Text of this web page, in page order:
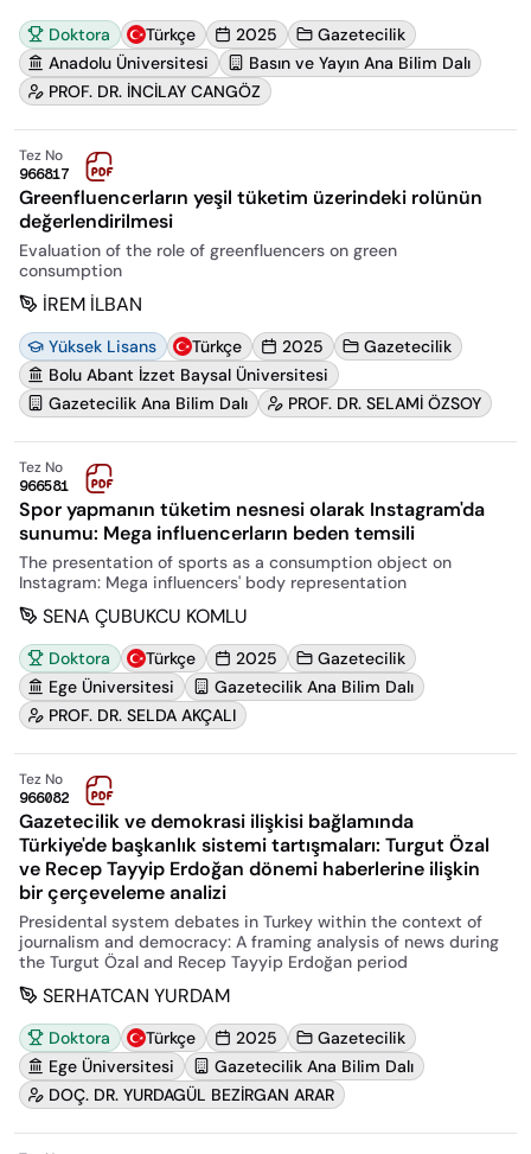
Doktora Türkçe 2025
Gazetecilik
Anadolu Üniversitesi
Basın ve Yayın Ana Bilim Dalı
PROF. DR. İNCİLAY CANGÖZ
Tez No
966817
Greenfluencerların yeşil tüketim üzerindeki rolünün
değerlendirilmesi
Evaluation of the role of greenfluencers on green
consumption
İREM İLBAN
Yüksek Lisans Türkçe 2025
Gazetecilik
Bolu Abant İzzet Baysal Üniversitesi
Gazetecilik Ana Bilim Dalı
PROF. DR. SELAMİ ÖZSOY
Tez No
966581
Spor yapmanın tüketim nesnesi olarak Instagram'da
sunumu: Mega influencerların beden temsili
The presentation of sports as a consumption object on
Instagram: Mega influencers' body representation
SENA ÇUBUKCU KOMLU
Doktora Türkçe 2025
Gazetecilik
Ege Üniversitesi
Gazetecilik Ana Bilim Dalı
PROF. DR. SELDA AKÇALI
Tez No
966082
Gazetecilik ve demokrasi ilişkisi bağlamında
Türkiye'de başkanlık sistemi tartışmaları: Turgut Özal
ve Recep Tayyip Erdoğan dönemi haberlerine ilişkin
bir çerçeveleme analizi
Presidental system debates in Turkey within the context of
journalism and democracy: A framing analysis of news during
the Turgut Özal and Recep Tayyip Erdoğan period
SERHATCAN YURDAM
Doktora Türkçe 2025
Gazetecilik
Ege Üniversitesi
Gazetecilik Ana Bilim Dalı
DOÇ. DR. YURDAGÜL BEZİRGAN ARAR